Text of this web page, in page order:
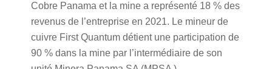
Cobre Panama et la mine a représenté 18 % des
revenus de l’entreprise en 2021. Le mineur de
cuivre First Quantum détient une participation de
90 % dans la mine par l’intermédiaire de son